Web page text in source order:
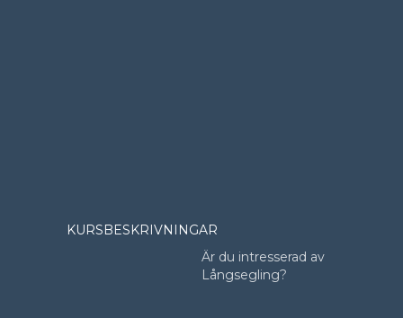
KURSBESKRIVNINGAR
Är du intresserad av
Långsegling?